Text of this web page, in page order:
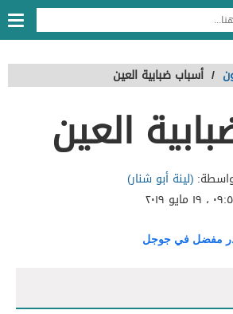
/ أسباب ضبابية العين
العين
(لينة أبو شنار)
مايو ٢٠١٩
مفضل في جوجل